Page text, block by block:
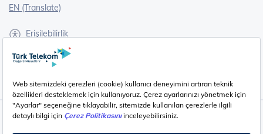
EN (Translate)
Erişilebilirlik
İşaret Dili Çevirisi